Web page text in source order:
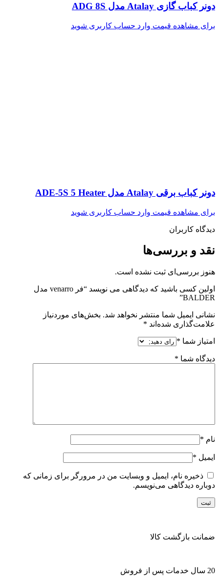
دونر کباب گازی Atalay مدل ADG 8S
برای مشاهده قیمت وارد حساب کاربری شوید
دونر کباب برقی Atalay مدل ADE-5S 5 Heater
برای مشاهده قیمت وارد حساب کاربری شوید
دیدگاه کاربران
نقد و بررسی‌ها
هنوز بررسی‌ای ثبت نشده است.
اولین کسی باشید که دیدگاهی می نویسد “فر venarro مدل
BALDER”
نشانی ایمیل شما منتشر نخواهد شد. بخش‌های موردنیاز
علامت‌گذاری شده‌اند *
امتیاز شما *
دیدگاه شما *
نام *
ایمیل *
ذخیره نام، ایمیل و وبسایت من در مرورگر برای زمانی که
دوباره دیدگاهی می‌نویسم.
ضمانت بازگشت کالا
20 سال خدمات پس از فروش